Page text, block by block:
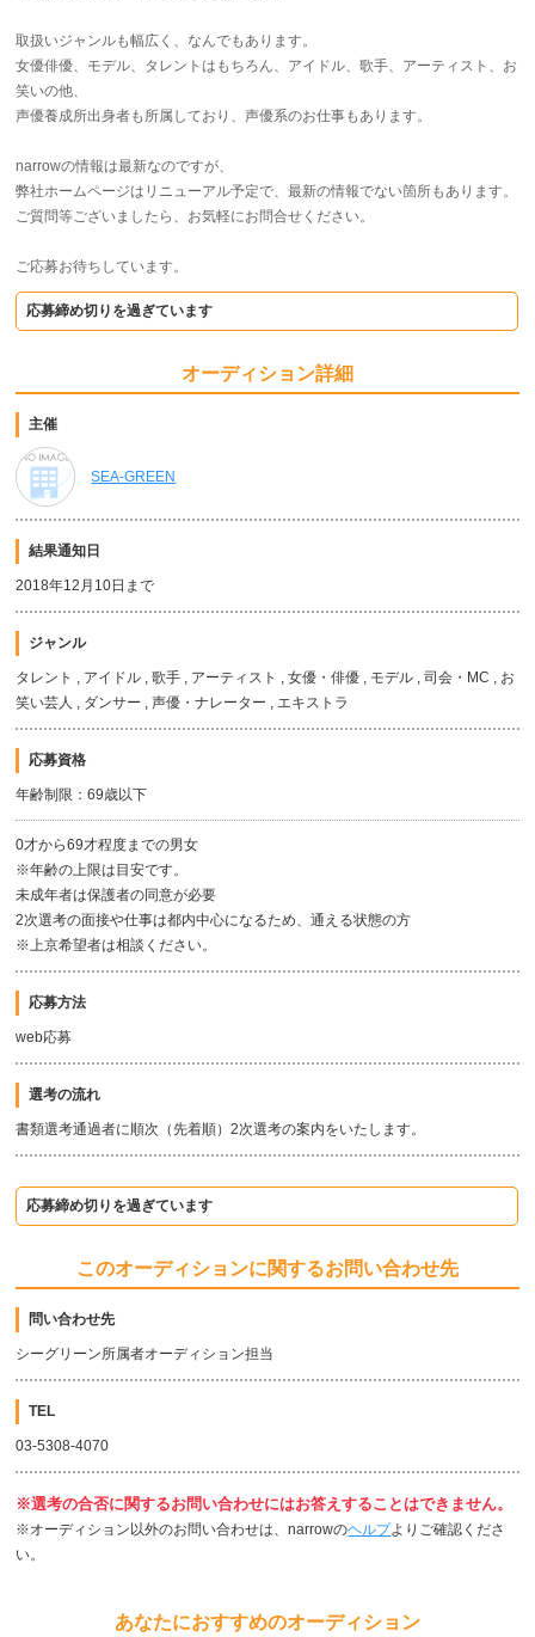
取扱いジャンルも幅広く、なんでもあります。
女優俳優、モデル、タレントはもちろん、アイドル、歌手、アーティスト、お
笑いの他、
声優養成所出身者も所属しており、声優系のお仕事もあります。
narrowの情報は最新なのですが、
弊社ホームページはリニューアル予定で、最新の情報でない箇所もあります。
ご質問等ございましたら、お気軽にお問合せください。
ご応募お待ちしています。
応募締め切りを過ぎています
オーディション詳細
主催
SEA-GREEN
結果通知日
2018年12月10日まで
ジャンル
タレント , アイドル , 歌手 , アーティスト , 女優・俳優 , モデル , 司会・MC , お
笑い芸人 , ダンサー , 声優・ナレーター , エキストラ
応募資格
年齢制限：69歳以下
0才から69才程度までの男女
※年齢の上限は目安です。
未成年者は保護者の同意が必要
2次選考の面接や仕事は都内中心になるため、通える状態の方
※上京希望者は相談ください。
応募方法
web応募
選考の流れ
書類選考通過者に順次（先着順）2次選考の案内をいたします。
応募締め切りを過ぎています
このオーディションに関するお問い合わせ先
問い合わせ先
シーグリーン所属者オーディション担当
TEL
03-5308-4070
※選考の合否に関するお問い合わせにはお答えすることはできません。
※オーディション以外のお問い合わせは、narrowのヘルプよりご確認くださ
い。
あなたにおすすめのオーディション